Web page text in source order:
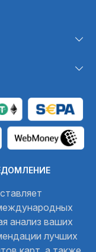
анализ ваших
лучших